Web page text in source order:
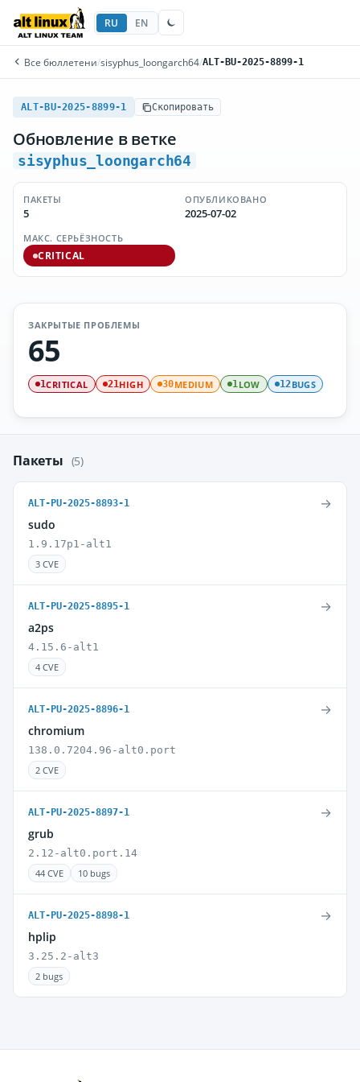
RU EN
Все бюллетени/sisyphus_loongarch64/ALT-BU-2025-8899-1
ALT-BU-2025-8899-1 Скопировать
Обновление в ветке
sisyphus_loongarch64
ПАКЕТЫ
5
ОПУБЛИКОВАНО
2025-07-02
МАКС. СЕРЬЁЗНОСТЬ
CRITICAL
ЗАКРЫТЫЕ ПРОБЛЕМЫ
65
1CRITICAL 21HIGH 30MEDIUM 1LOW 12BUGS
Пакеты (5)
ALT-PU-2025-8893-1
sudo
1.9.17p1-alt1
3 CVE
→
ALT-PU-2025-8895-1
a2ps
4.15.6-alt1
4 CVE
→
ALT-PU-2025-8896-1
chromium
138.0.7204.96-alt0.port
2 CVE
→
ALT-PU-2025-8897-1
grub
2.12-alt0.port.14
44 CVE
10 bugs
→
ALT-PU-2025-8898-1
hplip
3.25.2-alt3
2 bugs
→